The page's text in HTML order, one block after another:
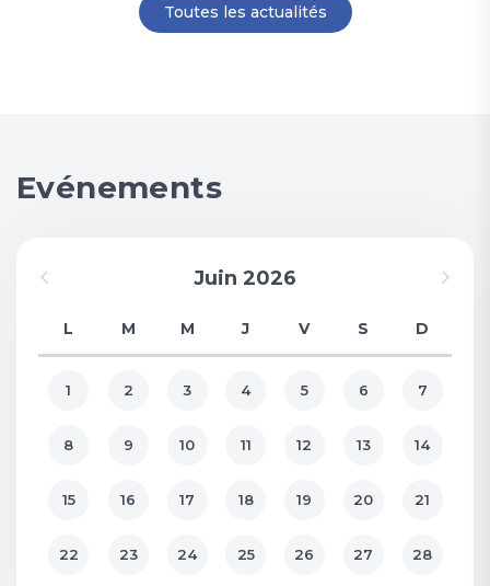
Toutes les actualités
Evénements
Juin 2026
L M M J V S D
1 2 3 4 5 6 7
8 9 10 11 12 13 14
15 16 17 18 19 20 21
22 23 24 25 26 27 28